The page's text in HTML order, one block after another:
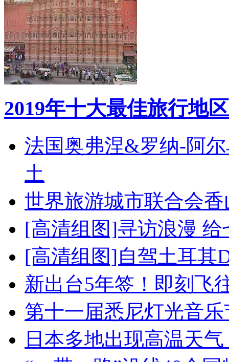
2019年十大最佳旅行地区
法国奥弗涅&罗纳-阿
土
世界旅游城市联合会
[高清组图]寻访浪漫
[高清组图]自驾土耳其
新出台5年签！即刻飞
第十一届悉尼灯光音
日本多地出现高温天